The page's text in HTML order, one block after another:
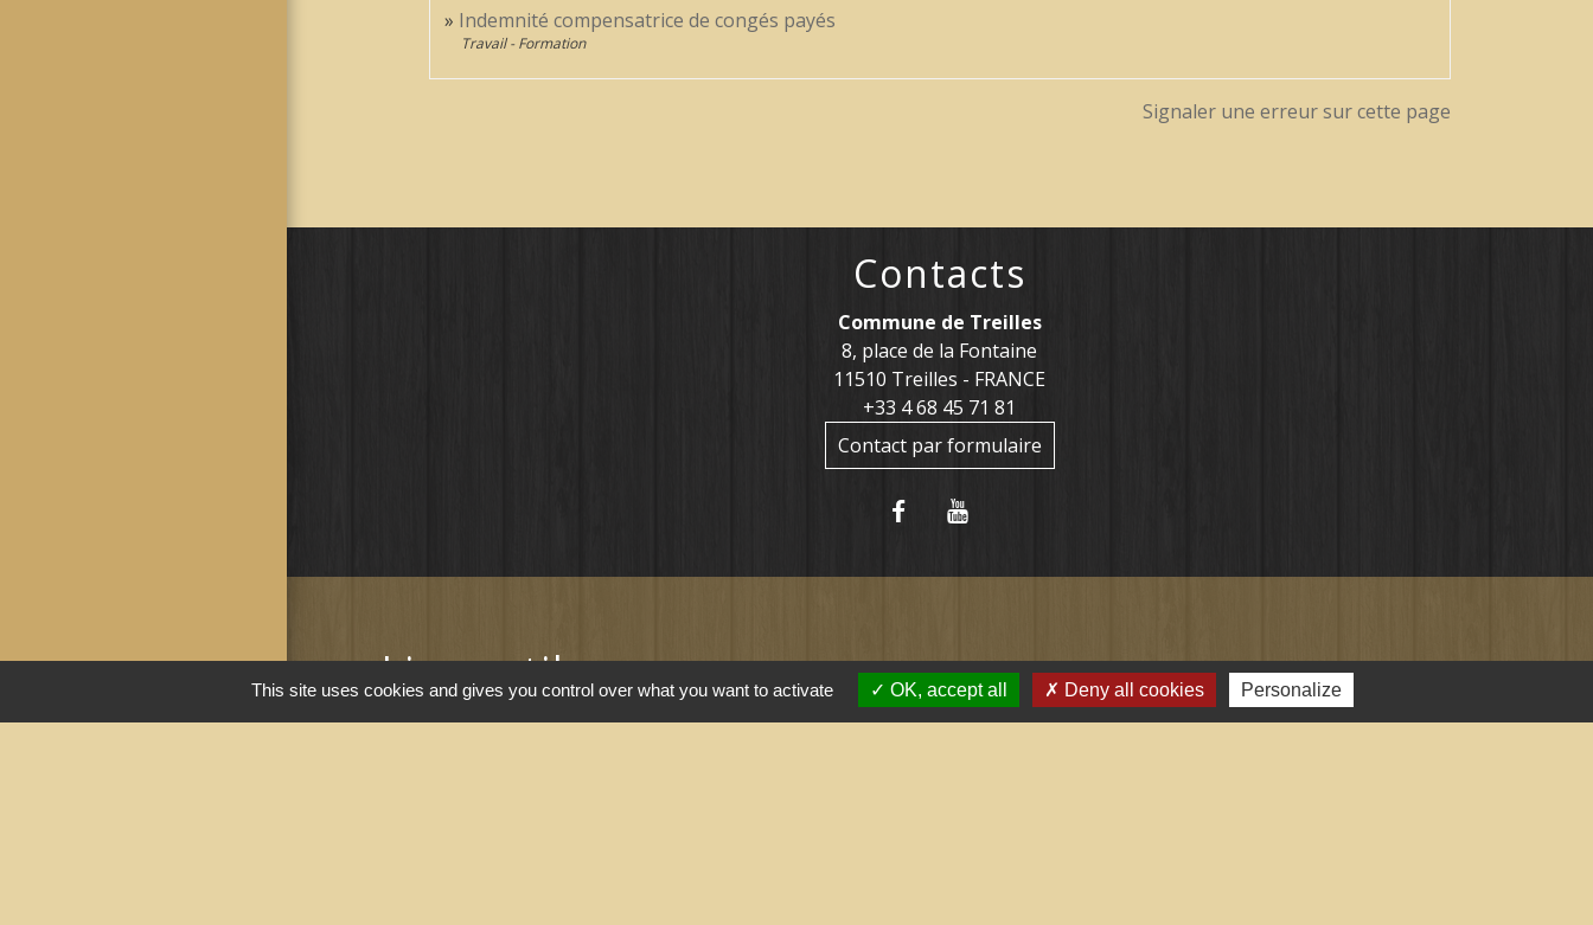
Indemnité compensatrice de congés payés
Travail - Formation
Signaler une erreur sur cette page
Contacts
Commune de Treilles
8, place de la Fontaine
11510 Treilles - FRANCE
+33 4 68 45 71 81
Contact par formulaire
Liens utiles
Portail du gouvernement
This site uses cookies and gives you control over what you want to activate OK, accept all Deny all cookies Personalize